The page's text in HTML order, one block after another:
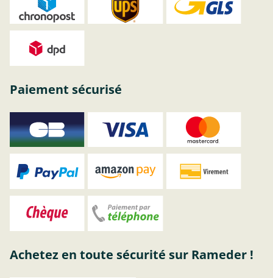
Paiement sécurisé
Achetez en toute sécurité sur Rameder !